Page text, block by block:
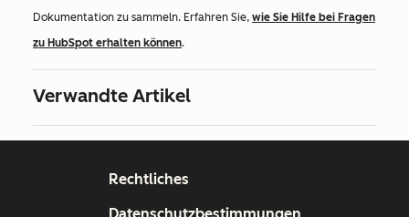
Dokumentation zu sammeln. Erfahren Sie, wie Sie Hilfe bei Fragen
zu HubSpot erhalten können.
Verwandte Artikel
Rechtliches